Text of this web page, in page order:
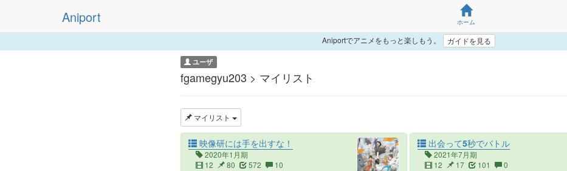
Aniport ホーム
Aniportでアニメをもっと楽しもう。 ガイドを見る
ユーザ
fgamegyu203 > マイリスト
マイリスト
映像研には手を出すな！
2020年1月期
12
80 572 10
出会って5秒でバトル
2021年7月期
12
17 101 0